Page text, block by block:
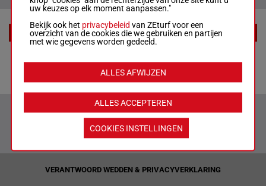
EXTRA
VERANTWOORD WEDDEN & PRIVACYVERKLARING
uw keuzes op elk moment aanpassen."
Bekijk ook het privacybeleid van ZEturf voor een
overzicht van de cookies die we gebruiken en partijen
met wie gegevens worden gedeeld.
ALLES ACCEPTEREN
ALLES AFWIJZEN
COOKIES INSTELLINGEN